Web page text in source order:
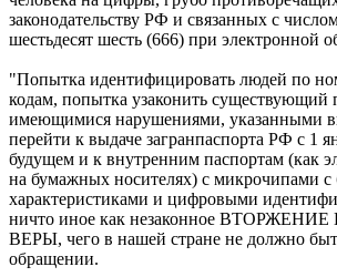
законодательству РФ и связанных с
шестьдесят шесть (666) при электронной
"Попытка идентифицировать людей по
кодам, попытка узаконить существующий
имеющимися нарушениями, указанными
перейти к выдаче загранпаспорта РФ с 1
будущем и к внутренним паспортам (как
на бумажных носителях) с микрочипами с
характеристиками и цифровыми
ничто иное как незаконное
ВЕРЫ, чего в нашей стране не должно
обращении.